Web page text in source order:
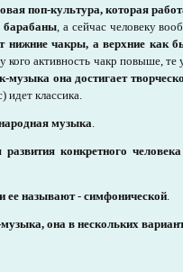
поп-культура, которая
барабаны, а сейчас человеку
нижние чакры, а верхние как
кого активность чакр повыше,
музыка она достигает
идет классика.
музыка.
конкретного
ее называют- симфонической.
она в нескольких